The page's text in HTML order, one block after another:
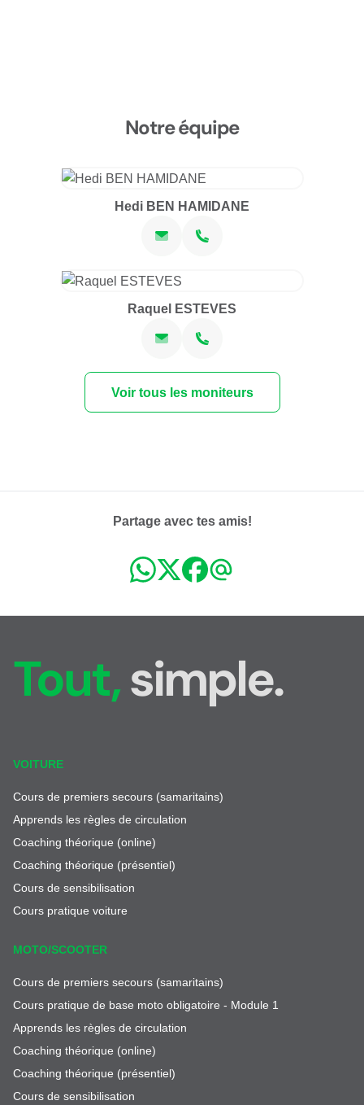
Notre équipe
Hedi BEN HAMIDANE
Raquel ESTEVES
Voir tous les moniteurs
Partage avec tes amis!
Tout,simple.
VOITURE
Cours de premiers secours (samaritains)
Apprends les règles de circulation
Coaching théorique (online)
Coaching théorique (présentiel)
Cours de sensibilisation
Cours pratique voiture
MOTO/SCOOTER
Cours de premiers secours (samaritains)
Cours pratique de base moto obligatoire - Module 1
Apprends les règles de circulation
Coaching théorique (online)
Coaching théorique (présentiel)
Cours de sensibilisation